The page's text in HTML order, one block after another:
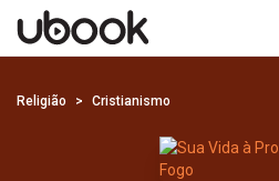
Religião Cristianismo